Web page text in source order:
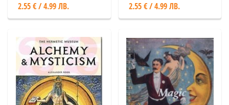
2.55 € / 4.99 ЛВ. 2.55 € / 4.99 ЛВ.